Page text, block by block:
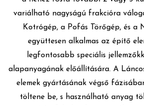
HÍREK
HUN ENG
variálható nagyságú frakcióra
Kotrógép, a Pofás Törőgép, és a
együttesen alkalmas az építő
legfontosabb speciális
alapanyagának előállítására. A
elemek gyártásának végső
töltene be, s használható anyag